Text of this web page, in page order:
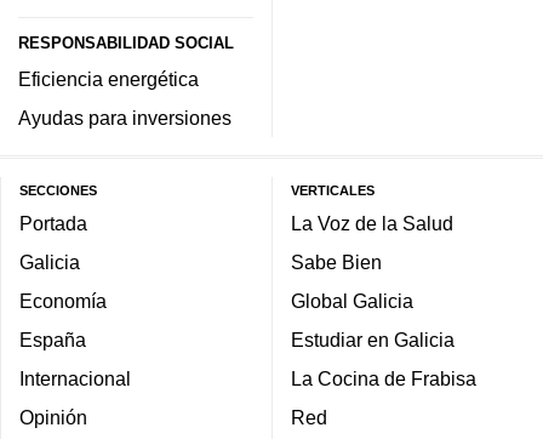
RESPONSABILIDAD SOCIAL
Eficiencia energética
Ayudas para inversiones
SECCIONES
Portada
Galicia
Economía
España
Internacional
Opinión
VERTICALES
La Voz de la Salud
Sabe Bien
Global Galicia
Estudiar en Galicia
La Cocina de Frabisa
Red